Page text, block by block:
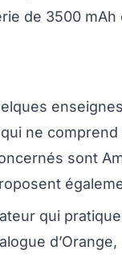
de 3500 mAh
ne
sont
qui
d’Orange,